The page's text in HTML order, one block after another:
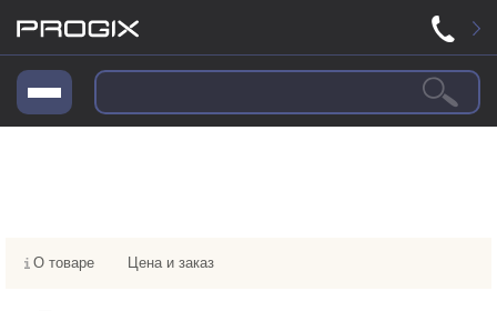
О товаре Цена и заказ